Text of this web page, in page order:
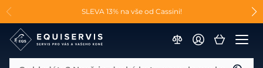
SLEVA 13% na vše od Cassini!
😮 CRAZY SLEVY AŽ 70% 😮
📐Pasování a doplňky k vybraným sedlům ZDARMA 🐴